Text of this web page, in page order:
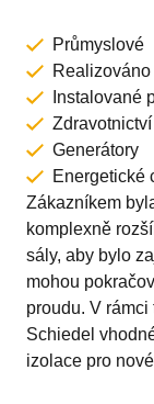
Průmyslové
Instalované
Generátory
Energetické
Zákazníkem
komplexně
sály, aby bylo
mohou
proudu. V
Schiedel
izolace pro